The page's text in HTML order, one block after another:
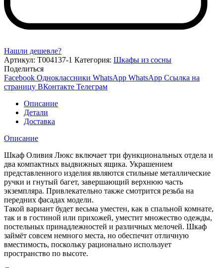
Нашли дешевле?
Артикул: Т004137-1 Категория: Шкафы из сосны
Поделиться
Facebook Одноклассники WhatsApp WhatsApp Ссылка на
страницу ВКонтакте Телеграм
Описание
Детали
Доставка
Описание
Шкаф Оливия Люкс включает три функциональных отдела и
два компактных выдвижных ящика. Украшением
представленного изделия являются стильные металлические
ручки и гнутый багет, завершающий верхнюю часть
экземпляра. Привлекательно также смотрится резьба на
передних фасадах модели.
Такой вариант будет весьма уместен, как в спальной комнате,
так и в гостиной или прихожей, уместит множество одежды,
постельных принадлежностей и различных мелочей. Шкаф
займёт совсем немного места, но обеспечит отличную
вместимость, поскольку рационально использует
пространство по высоте.